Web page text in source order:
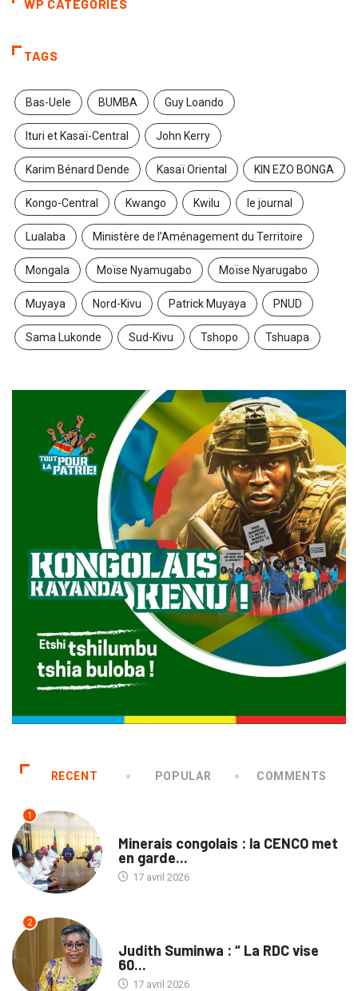
WP CATEGORIES
TAGS
Bas-Uele BUMBA Guy Loando
Ituri et Kasaï-Central John Kerry
Karim Bénard Dende Kasaï Oriental KIN EZO BONGA
Kongo-Central Kwango Kwilu le journal
Lualaba Ministère de l’Aménagement du Territoire
Mongala Moïse Nyamugabo Moïse Nyarugabo
Muyaya Nord-Kivu Patrick Muyaya PNUD
Sama Lukonde Sud-Kivu Tshopo Tshuapa
RECENT POPULAR COMMENTS
1
Minerais congolais : la CENCO met
en garde...
17 avril 2026
2
Judith Suminwa : “ La RDC vise
60...
17 avril 2026